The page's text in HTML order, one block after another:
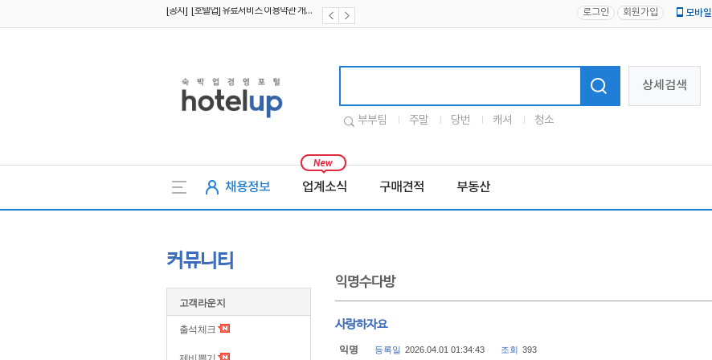
[공지] [호텔업] 개인정보 처리방침 개정본2 (19.09.02) 로그인 회원가입 모바일
상세검색
부부팀 주말 당번 캐셔 청소
채용정보 업계소식 구매견적 부동산
커뮤니티
고객라운지
출석체크
익명수다방
사랑하자요
익명 등록일 2026.04.01 01:34:43 조회 393